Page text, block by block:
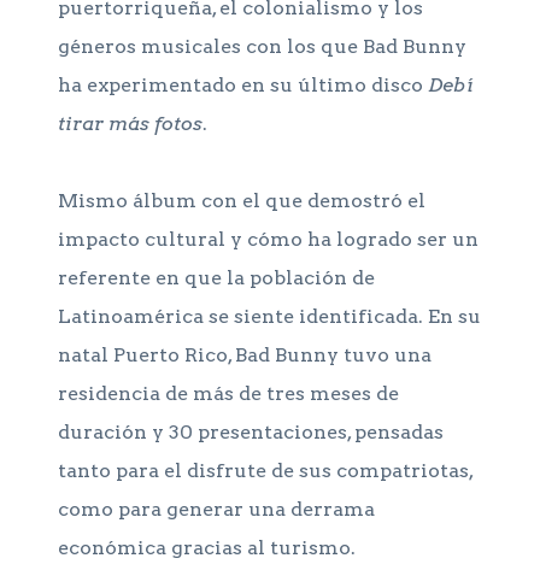
puertorriqueña, el colonialismo y los
géneros musicales con los que Bad Bunny
ha experimentado en su último disco Debí
tirar más fotos.
Mismo álbum con el que demostró el
impacto cultural y cómo ha logrado ser un
referente en que la población de
Latinoamérica se siente identificada. En su
natal Puerto Rico, Bad Bunny tuvo una
residencia de más de tres meses de
duración y 30 presentaciones, pensadas
tanto para el disfrute de sus compatriotas,
como para generar una derrama
económica gracias al turismo.